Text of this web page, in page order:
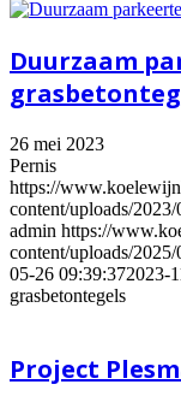
Duurzaam
26 mei 2023
Pernis
https://
content/uploads/
admin https://
content/uploads/
05-26 09:39:372023-
grasbetontegels
Project